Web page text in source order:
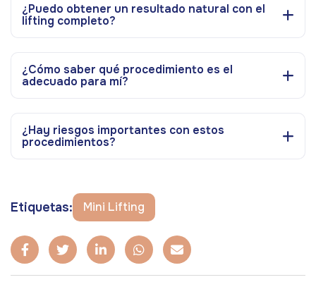
¿Puedo obtener un resultado natural con el
lifting completo?
¿Cómo saber qué procedimiento es el
adecuado para mí?
¿Hay riesgos importantes con estos
procedimientos?
Etiquetas: Mini Lifting